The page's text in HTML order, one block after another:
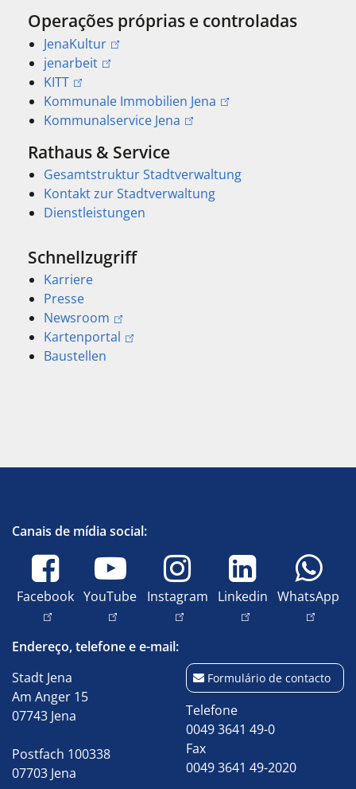
Operações próprias e controladas
JenaKultur
jenarbeit
KITT
Kommunale Immobilien Jena
Kommunalservice Jena
Rathaus & Service
Gesamtstruktur Stadtverwaltung
Kontakt zur Stadtverwaltung
Dienstleistungen
Schnellzugriff
Karriere
Presse
Newsroom
Kartenportal
Baustellen
Canais de mídia social:
Facebook YouTube Instagram Linkedin WhatsApp
Endereço, telefone e e-mail:
Stadt Jena
Am Anger 15
07743 Jena
Postfach 100338
07703 Jena
Formulário de contacto
Telefone
0049 3641 49-0
Fax
0049 3641 49-2020